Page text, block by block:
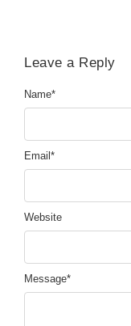
Leave a Reply
Message*
Name*
Email *
Website